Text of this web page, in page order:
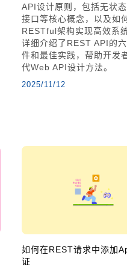
API设计原则，包括无状
接口等核心概念，以及如
RESTful架构实现高效系
详细介绍了REST API的
件和最佳实践，帮助开发
代Web API设计方法。
2025/11/12
如何在REST请求中添加
证